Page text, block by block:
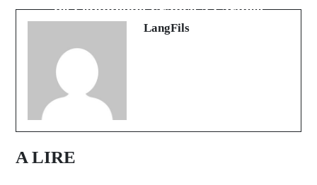
Goudomp
de l'équipe de France à l'armée
LangFils
A LIRE